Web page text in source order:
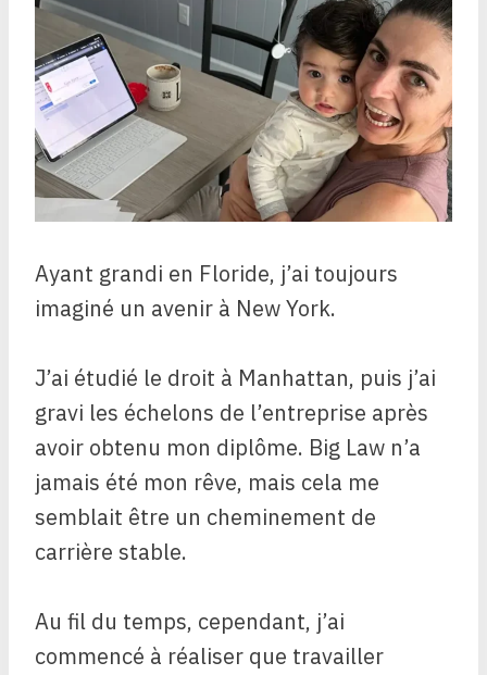
Ayant grandi en Floride, j’ai toujours
imaginé un avenir à New York.
J’ai étudié le droit à Manhattan, puis j’ai
gravi les échelons de l’entreprise après
avoir obtenu mon diplôme. Big Law n’a
jamais été mon rêve, mais cela me
semblait être un cheminement de
carrière stable.
Au fil du temps, cependant, j’ai
commencé à réaliser que travailler